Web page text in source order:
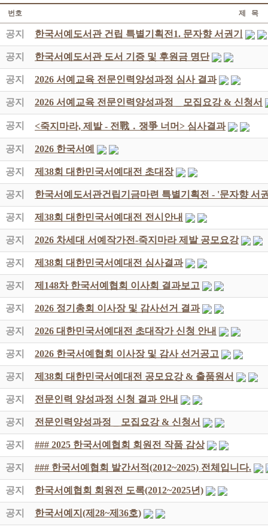
번호 제 목
공지 한국서예도서관 건립 특별기획전1. 문자향 서권기
공지 한국서예도서관 도서 기증 및 후원금 명단
공지 2026 서예교육 전문인력양성과정 심사 결과
공지 2026 서예교육 전문인력양성과정 _ 모집요강 & 신청서
공지 <죽지마라, 제발 - 전戰 ․ 쟁爭 너머> 심사결과
공지 2026 한국서예
공지 제38회 대한민국서예대전 초대장
공지 한국서예도서관건립기금마련 특별기획전 - '문자향 서
공지 제38회 대한민국서예대전 전시안내
공지 2026 차세대 서예작가전-죽지마라 제발 공모요강
공지 제38회 대한민국서예대전 심사결과
공지 제148차 한국서예협회 이사회 결과보고
공지 2026 정기총회 이사장 및 감사선거 결과
공지 2026 대한민국서예대전 초대작가 신청 안내
공지 2026 한국서예협회 이사장 및 감사 선거공고
공지 제38회 대한민국서예대전 공모요강 & 출품원서
공지 전문인력 양성과정 신청 결과 안내
공지 전문인력양성과정 _ 모집요강 & 신청서
공지 ### 2025 한국서예협회 회원전 작품 감상
공지 ### 한국서예협회 발간서적(2012~2025) 전체입니다.
공지 한국서예협회 회원전 도록(2012~2025년)
공지 한국서예지(제28~제36호)